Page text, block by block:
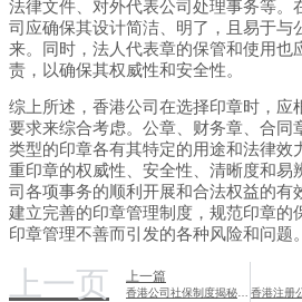
法律文件、对外代表公司处理事务等。
司应确保其设计简洁、明了，且易于与
来。同时，法人代表章的保管和使用也
责，以确保其权威性和安全性。
综上所述，香港公司在选择印章时，应
要求来综合考虑。公章、财务章、合同
类型的印章各有其特定的用途和法律效
重印章的权威性、安全性、清晰度和易
司各项事务的顺利开展和合法权益的有
建立完善的印章管理制度，规范印章的
印章管理不善而引发的各种风险和问题。
上一页 上一篇